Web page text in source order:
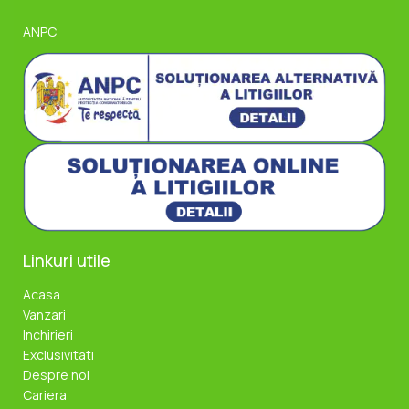
ofe...
ANPC
Linkuri utile
Acasa
Vanzari
Inchirieri
Exclusivitati
Despre noi
Cariera